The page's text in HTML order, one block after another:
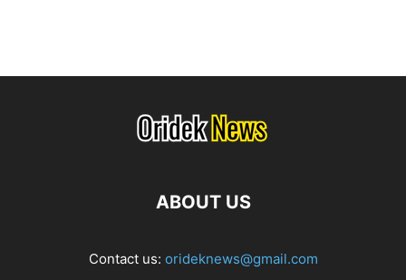
ABOUT US
Contact us: orideknews@gmail.com